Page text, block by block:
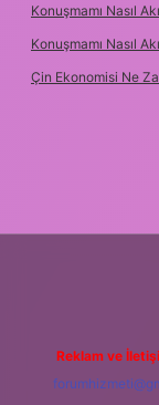
Konuşmamı Nasıl
Konuşmamı Nasıl
Çin Ekonomisi Ne
Reklam ve